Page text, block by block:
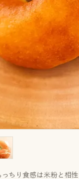
ちり食感は米粉と相